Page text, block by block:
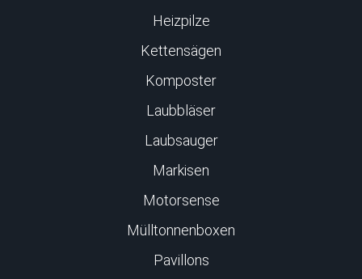
Heizpilze
Kettensägen
Komposter
Laubbläser
Laubsauger
Markisen
Motorsense
Mülltonnenboxen
Pavillons